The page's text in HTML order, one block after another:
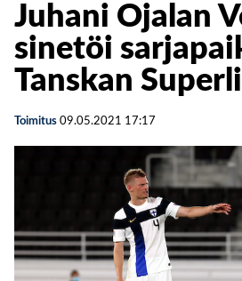
Juhani Ojalan
sinetöi
Tanskan
Toimitus 09.05.2021 17:17